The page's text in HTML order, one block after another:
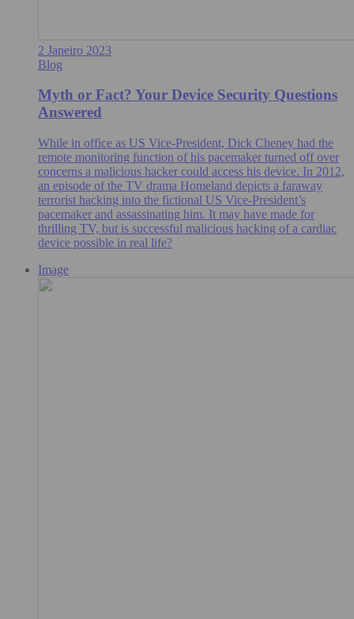
2 Janeiro 2023
Blog
Myth or Fact? Your Device Security Questions
Answered
While in office as US Vice-President, Dick Cheney had the
remote monitoring function of his pacemaker turned off over
concerns a malicious hacker could access his device. In 2012,
an episode of the TV drama Homeland depicts a faraway
terrorist hacking into the fictional US Vice-President’s
pacemaker and assassinating him. It may have made for
thrilling TV, but is successful malicious hacking of a cardiac
device possible in real life?
Image